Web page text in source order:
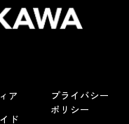
ア
ド
プライバシー
ポリシー